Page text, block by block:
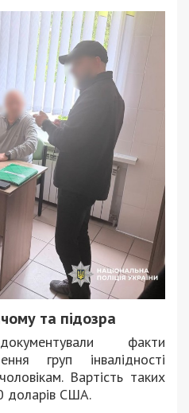
та підозра
факти
груп інвалідності
Вартість таких
доларів США.